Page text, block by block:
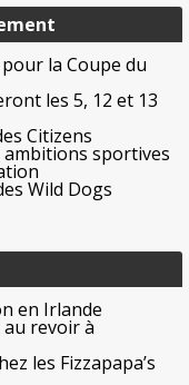
la Coupe du
les 5, 12 et 13
Citizens
ambitions sportives
Wild Dogs
en Irlande
au revoir à
les Fizzapapa’s